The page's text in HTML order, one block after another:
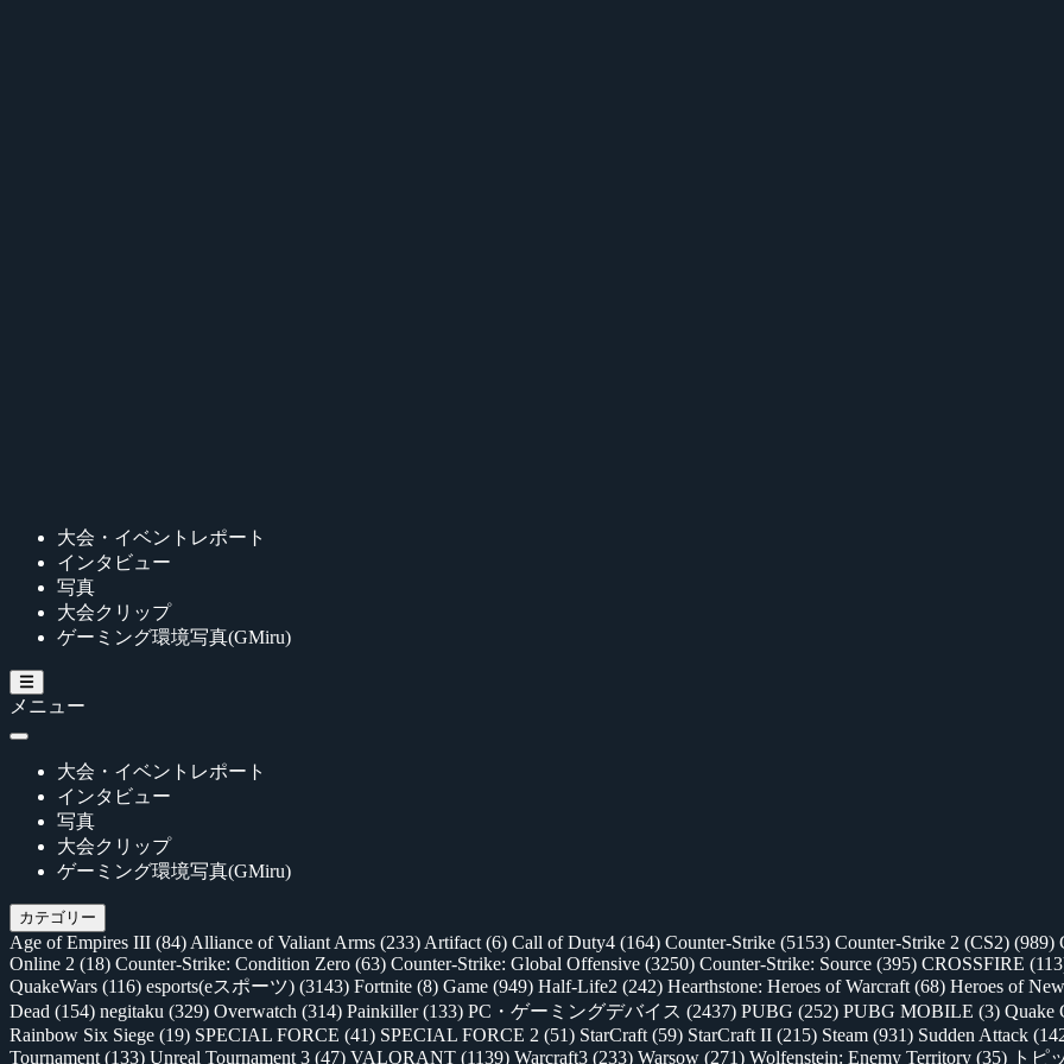
大会・イベントレポート
インタビュー
写真
大会クリップ
ゲーミング環境写真(GMiru)
メニュー
大会・イベントレポート
インタビュー
写真
大会クリップ
ゲーミング環境写真(GMiru)
カテゴリー
Age of Empires III (84) Alliance of Valiant Arms (233) Artifact (6) Call of Duty4 (164) Counter-Strike (5153) Counter-Strike 2 (CS2) (989)
Online 2 (18) Counter-Strike: Condition Zero (63) Counter-Strike: Global Offensive (3250) Counter-Strike: Source (395) CROSSFIRE
QuakeWars (116) esports(eスポーツ) (3143) Fortnite (8) Game (949) Half-Life2 (242) Hearthstone: Heroes of Warcraft (68) Heroes of
Dead (154) negitaku (329) Overwatch (314) Painkiller(133) PC・ゲーミングデバイス (2437) PUBG (252) PUBG MOBILE (3) Quake
Rainbow Six Siege (19) SPECIAL FORCE (41) SPECIAL FORCE 2 (51) StarCraft (59) StarCraft II (215) Steam (931) Sudden Attack
Tournament (133) Unreal Tournament 3 (47) VALORANT (1139) Warcraft3 (233) Warsow (271) Wolfenstein: Enemy Territory (35) トピ